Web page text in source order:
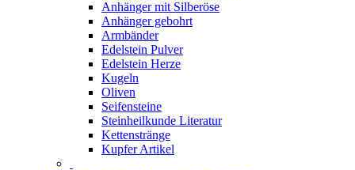
Anhänger mit Silberöse
Anhänger gebohrt
Armbänder
Edelstein Pulver
Edelstein Herze
Kugeln
Oliven
Seifensteine
Steinheilkunde Literatur
Kettenstränge
Kupfer Artikel